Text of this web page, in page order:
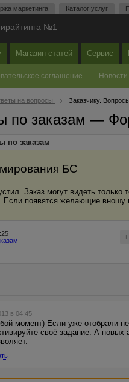
маркетинга Каталог услуг
№1
Магазин статей Сервис
соглашение Новости
на вопросы Заказчику.
по заказам —
по заказам
БС
Заказ могут видеть
Если появятся желающие вношу
в 04:45
момент) Если уже отобрали
своё задание. А